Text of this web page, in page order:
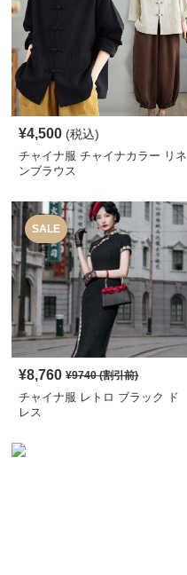
¥4,500 (税込)
チャイナ服 チャイナカラー リネ
ンブラウス
SALE
¥8,760 ¥9740(割引前)
チャイナ服 レトロ ブラック ド
レス